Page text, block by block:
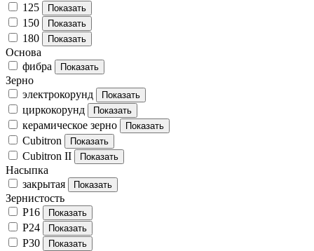
125
150
180
Основа
фибра
Зерно
электрокорунд
циркокорунд
керамическое зерно
Cubitron
Cubitron II
Насыпка
закрытая
Зернистость
P16
P24
P30